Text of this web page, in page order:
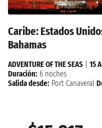
Caribe: Estados
Bahamas
ADVENTURE OF THE SEAS
15
Duración: 6 noches
Salida desde: Port Canaveral